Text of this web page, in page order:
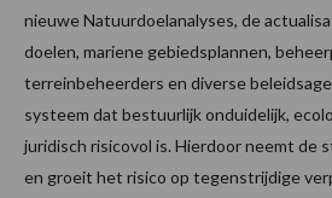
nieuwe Natuurdoelanalyses, de
doelen, mariene gebiedsplannen,
terreinbeheerders en diverse
systeem dat bestuurlijk onduidelijk,
juridisch risicovol is. Hierdoor neemt de
en groeit het risico op tegenstrijdige